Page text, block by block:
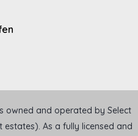
owned and operated by Select
estates). As a fully licensed and